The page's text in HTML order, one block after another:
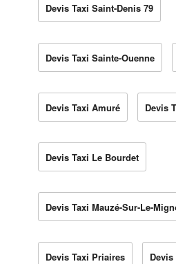
Devis Taxi Saint-Denis 79
Devis Taxi Sainte-Ouenne
Devis Taxi Amuré Devis
Devis Taxi Le Bourdet
Devis Taxi Mauzé-Sur-Le-
Devis Taxi Priaires